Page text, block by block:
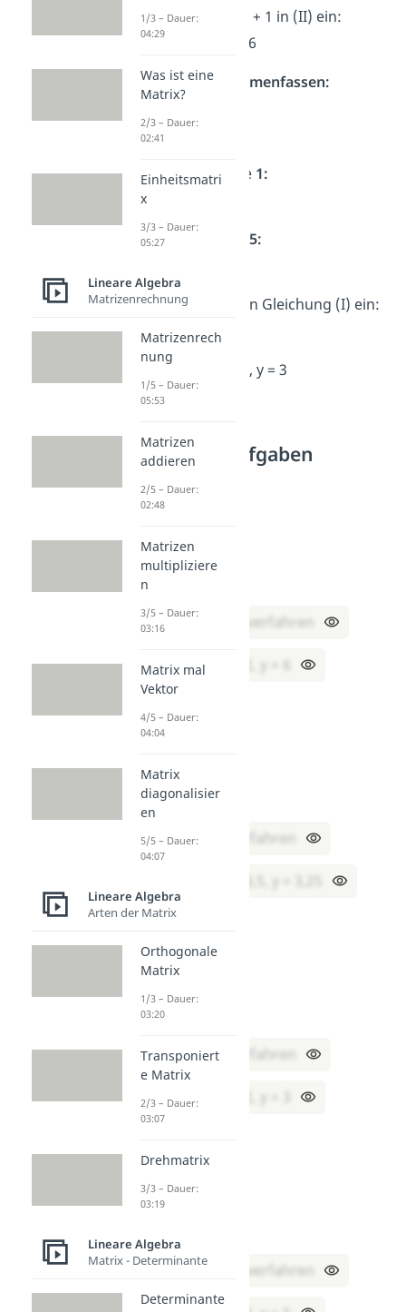
→Setze y = 2x + 1 in (II) ein:
3x + (2x + 1) = 6
→ Jetztzusammenfassen:
5x + 1 = 6
→Subtrahiere 1:
→
5:
→Setze x = 1 in Gleichung (I) ein:
y = 2 · 1 + 1 = 3
Antwort:
x = 1, y = 3
Weitere
Übungsaufgaben
1. Aufgabe:
(II) 2x + y = 10
Einsetzungsverfahren
Lösung: x = 2, y = 6
2. Aufgabe:
(I) 3x – 2y = 4
(II) x + 2y = 10
Verfahren:
Additionsverfahren
x = 3,5, y = 3,25
(I) 5x + y = 13
(II) 3x – y = 3
Verfahren:
Additionsverfahren
Lösung: x = 2, y = 3
(I) x = y + 1
(II) x + y = 11
Verfahren:
Einsetzungsverfahren
1/3 – Dauer:
04:29
Was ist eine
Matrix?
2/3 – Dauer:
02:41
Einheitsmatri
x
3/3 – Dauer:
05:27
Lineare Algebra
Matrizenrechnung
Matrizenrech
nung
1/5 – Dauer:
05:53
Matrizen
addieren
2/5 – Dauer:
02:48
Matrizen
multipliziere
n
3/5 – Dauer:
03:16
Matrix mal
Vektor
4/5 – Dauer:
04:04
Matrix
diagonalisier
en
5/5 – Dauer:
04:07
Lineare Algebra
Arten der Matrix
Orthogonale
Matrix
1/3 – Dauer:
03:20
Transponiert
e Matrix
2/3 – Dauer:
03:07
Drehmatrix
3/3 – Dauer:
03:19
Lineare Algebra
Matrix - Determinante
Determinante